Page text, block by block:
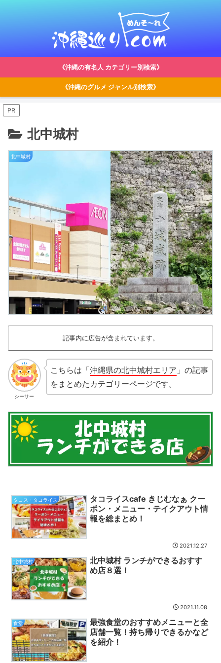
《沖縄の有名人 カテゴリー別検索》
《沖縄のグルメ ジャンル別検索》
PR
北中城村
北中城村
記事内に広告が含まれています。
シーサー
こちらは「沖縄県の北中城村エリア 」の記事
をまとめたカテゴリーページです。
タコス・タコライス
タコライスcafe きじむなぁ クー
ポン・メニュー・テイクアウト情
報を総まとめ！
2021.12.27
北中城村
北中城村 ランチができるおすす
め店８選！
2021.11.08
食堂
最強食堂のおすすめメニューと全
店舗一覧！持ち帰りできるかなど
を紹介！